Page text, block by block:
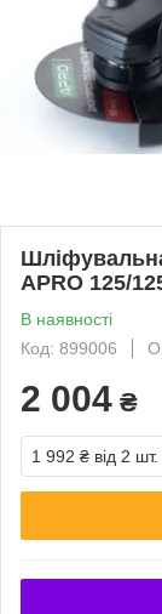
APRO 125/
В наявності
Код: 899006
2 004 ₴
1 992 ₴ від 2 шт.